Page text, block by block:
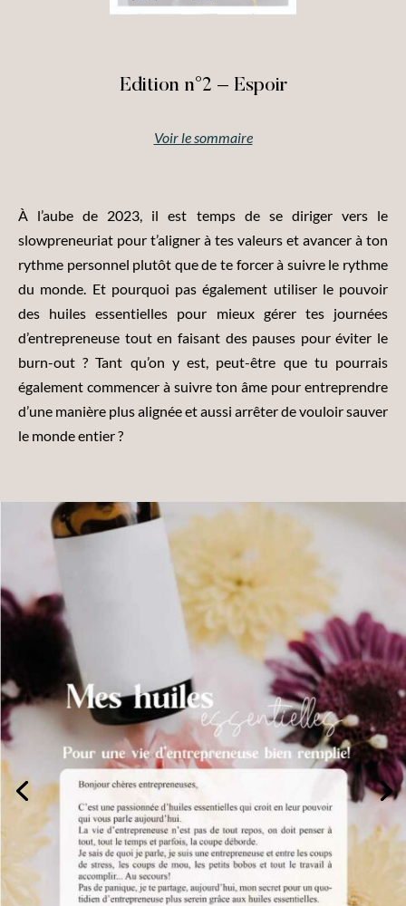
Edition n°2 – Espoir
Voir le sommaire
À l’aube de 2023, il est temps de se diriger vers le
slowpreneuriat pour t’aligner à tes valeurs et avancer à ton
rythme personnel plutôt que de te forcer à suivre le rythme
du monde. Et pourquoi pas également utiliser le pouvoir
des huiles essentielles pour mieux gérer tes journées
d’entrepreneuse tout en faisant des pauses pour éviter le
burn-out ? Tant qu’on y est, peut-être que tu pourrais
également commencer à suivre ton âme pour entreprendre
d’une manière plus alignée et aussi arrêter de vouloir sauver
le monde entier ?